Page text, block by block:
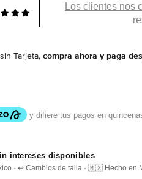
Los clientes nos
Tarjeta,compra ahora y paga
intereses disponibles
· ↩️ Cambios de talla · 🇲🇽 Hecho en